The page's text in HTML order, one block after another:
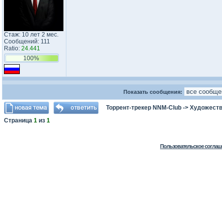
Стаж: 10 лет 2 мес.
Сообщений: 111
Ratio: 24.441
100%
Показать сообщения:
Торрент-трекер NNM-Club ->
Страница 1 из 1
Пользовательское